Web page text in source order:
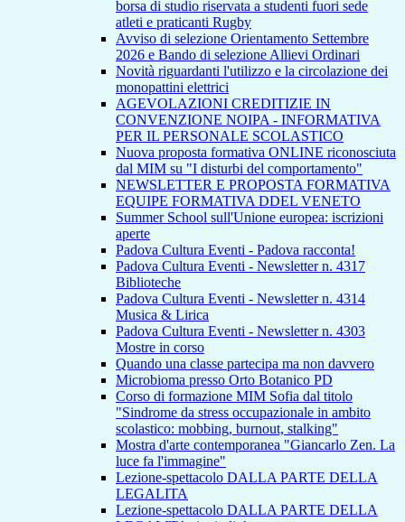
borsa di studio riservata a studenti fuori sede
atleti e praticanti Rugby
Avviso di selezione Orientamento Settembre
2026 e Bando di selezione Allievi Ordinari
Novità riguardanti l'utilizzo e la circolazione dei
monopattini elettrici
AGEVOLAZIONI CREDITIZIE IN
CONVENZIONE NOIPA - INFORMATIVA
PER IL PERSONALE SCOLASTICO
Nuova proposta formativa ONLINE riconosciuta
dal MIM su "I disturbi del comportamento"
NEWSLETTER E PROPOSTA FORMATIVA
EQUIPE FORMATIVA DDEL VENETO
Summer School sull'Unione europea: iscrizioni
aperte
Padova Cultura Eventi - Padova racconta!
Padova Cultura Eventi - Newsletter n. 4317
Biblioteche
Padova Cultura Eventi - Newsletter n. 4314
Musica & Lirica
Padova Cultura Eventi - Newsletter n. 4303
Mostre in corso
Quando una classe partecipa ma non davvero
Microbioma presso Orto Botanico PD
Corso di formazione MIM Sofia dal titolo
"Sindrome da stress occupazionale in ambito
scolastico: mobbing, burnout, stalking"
Mostra d'arte contemporanea "Giancarlo Zen. La
luce fa l'immagine"
Lezione-spettacolo DALLA PARTE DELLA
LEGALITA
Lezione-spettacolo DALLA PARTE DELLA